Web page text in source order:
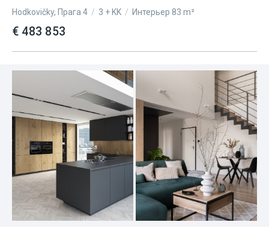
Hodkovičky, Прага 4 / 3 + KK / Интерьер 83 m²
€ 483 853